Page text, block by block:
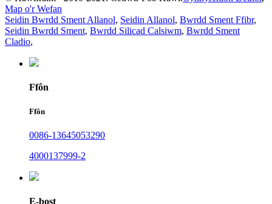
Map o'r Wefan
Seidin Bwrdd Sment Allanol, Seidin Allanol, Bwrdd Sment Ffibr,
Seidin Bwrdd Sment, Bwrdd Silicad Calsiwm, Bwrdd Sment
Cladio,
Ffôn
Ffôn
0086-13645053290
4000137999-2
E-bost